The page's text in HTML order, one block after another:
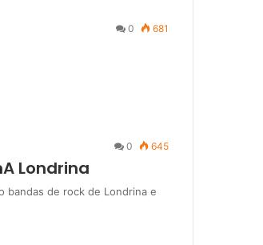
0 681
0 645
Londrina
bandas de rock de Londrina e